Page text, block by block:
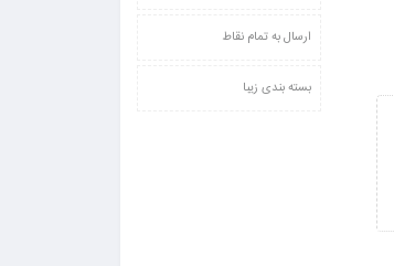
ارسال به تمام نقاط
بسته بندی زیبا